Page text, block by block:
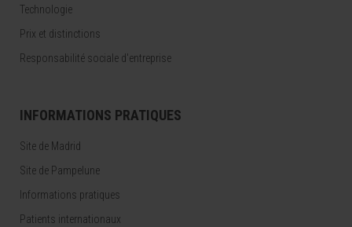
Technologie
Prix et distinctions
Responsabilité sociale d'entreprise
INFORMATIONS PRATIQUES
Site de Madrid
Site de Pampelune
Informations pratiques
Patients internationaux